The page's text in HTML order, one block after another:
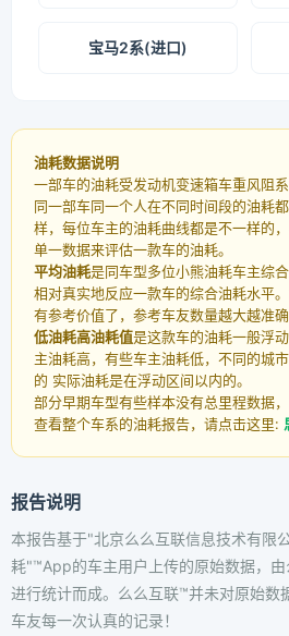
宝马2系(进口)
油耗数据说明
一部车的油耗受发动机变速箱车重风阻
同一部车同一个人在不同时间段的油耗
样，每位车主的油耗曲线都是不一样的
单一数据来评估一款车的油耗。
平均油耗是同车型多位小熊油耗车主综
相对真实地反应一款车的综合油耗水平
有参考价值了，参考车友数量越大越准确
低油耗高油耗值是这款车的油耗一般浮
主油耗高，有些车主油耗低，不同的城
的 实际油耗是在浮动区间以内的。
部分早期车型有些样本没有总里程数据，
查看整个车系的油耗报告，请点击这里:
报告说明
本报告基于"北京么么互联信息技术有限
耗"™App的车主用户上传的原始数据，
进行统计而成。么么互联™并未对原始数
车友每一次认真的记录！